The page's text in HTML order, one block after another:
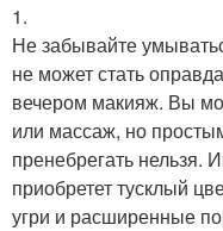
1.
Не забывайте
не может стать
вечером макияж. Вы
или массаж, но
пренебрегать
приобретет тусклый
угри и расширенные